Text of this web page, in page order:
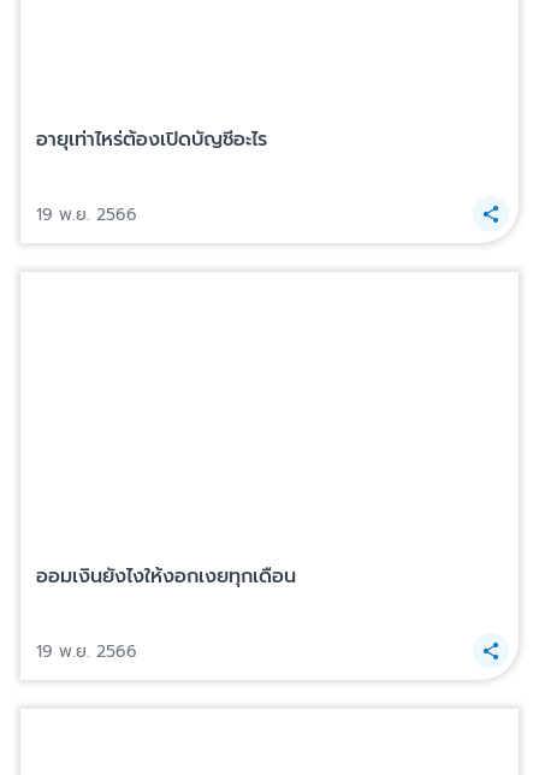
อายุเท่าไหร่ต้องเปิดบัญชีอะไร
19 พ.ย. 2566
ออมเงินยังไงให้งอกเงยทุกเดือน
19 พ.ย. 2566